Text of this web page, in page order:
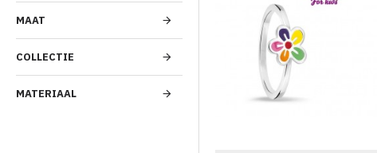
MAAT
COLLECTIE
MATERIAAL